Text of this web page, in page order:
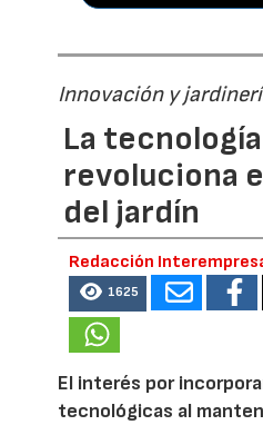
Innovación y
La tecnología
revoluciona
del jardín
Redacción
1625
El interés por
tecnológicas al